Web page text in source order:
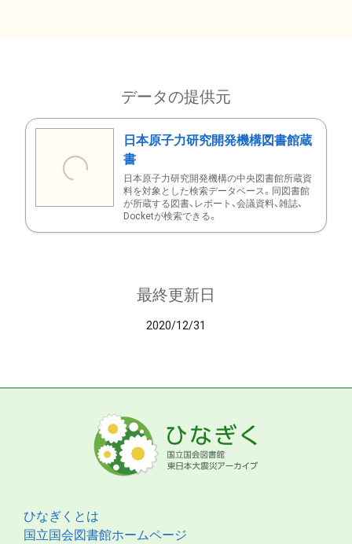
データの提供元
日本原子力研究開発機構図書館蔵
書
日本原子力研究開発機構の中央図書館所蔵資
料を対象とした検索データベース。同図書館
が所蔵する図書、レポート、会議資料、雑誌、
Docketが検索できる。
最終更新日
2020/12/31
ひなぎくとは
国立国会図書館ホームページ